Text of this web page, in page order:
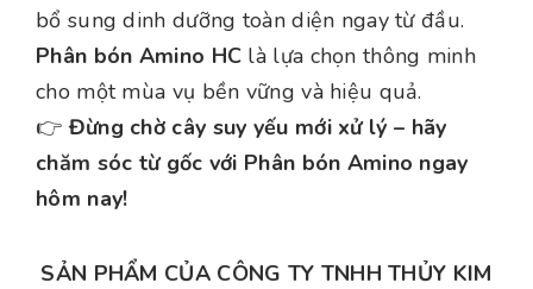
bổ sung dinh dưỡng toàn diện ngay từ đầu.
Phân bón Amino HC là lựa chọn thông minh
cho một mùa vụ bền vững và hiệu quả.
👉Đừng chờ cây suy yếu mới xử lý – hãy
chăm sóc từ gốc với Phân bón Amino ngay
hôm nay!
SẢN PHẨM CỦA CÔNG TY TNHH THỦY KIM